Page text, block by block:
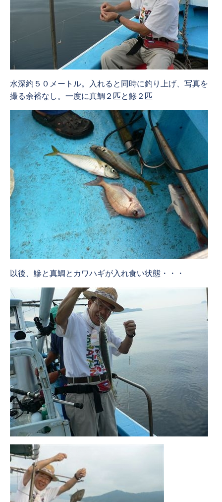
水深約５０メートル。入れると同時に釣り上げ、写真を
撮る余裕なし。一度に真鯛２匹と鯵２匹
以後、鰺と真鯛とカワハギが入れ食い状態・・・